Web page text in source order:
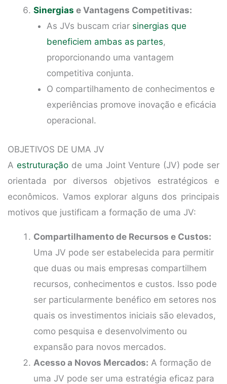
Sinergias e Vantagens Competitivas:
As JVs buscam criarsinergias que
beneficiem ambas as partes,
proporcionando uma vantagem
competitiva conjunta.
O compartilhamento de conhecimentos e
experiências promove inovação e eficácia
operacional.
OBJETIVOS DE UMA JV
A estruturação de uma Joint Venture (JV) pode ser
orientada por diversos objetivos estratégicos e
econômicos. Vamos explorar alguns dos principais
motivos que justificam a formação de uma JV:
Compartilhamento de Recursos e Custos:
Uma JV pode ser estabelecida para permitir
que duas ou mais empresas compartilhem
recursos, conhecimentos e custos. Isso pode
ser particularmente benéfico em setores nos
quais os investimentos iniciais são elevados,
como pesquisa e desenvolvimento ou
expansão para novos mercados.
Acesso a Novos Mercados: A formação de
uma JV pode ser uma estratégia eficaz para